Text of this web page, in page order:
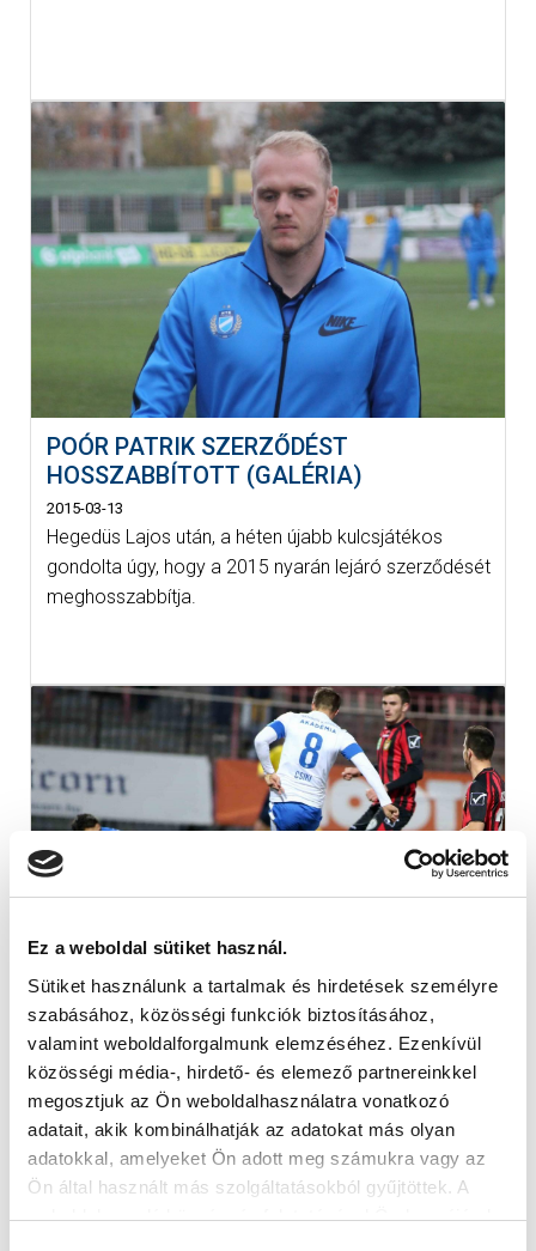
Ez a weboldal sütiket használ.
Sütiket használunk a tartalmak és hirdetések személyre
szabásához, közösségi funkciók biztosításához,
valamint weboldalforgalmunk elemzéséhez. Ezenkívül
közösségi média-, hirdető- és elemező partnereinkkel
megosztjuk az Ön weboldalhasználatra vonatkozó
adatait, akik kombinálhatják az adatokat más olyan
adatokkal, amelyeket Ön adott meg számukra vagy az
Ön által használt más szolgáltatásokból gyűjtöttek. A
weboldalon való böngészés folytatásával Ön hozzájárul a
POÓR PATRIK SZERZŐDÉST
HOSSZABBÍTOTT (GALÉRIA)
2015-03-13
Hegedüs Lajos után, a héten újabb kulcsjátékos
gondolta úgy, hogy a 2015 nyarán lejáró szerződését
meghosszabbítja.
CSIKI NORBERT ÚJRAÉPÍTENÉ
ÖNMAGÁT (VIDEÓ)
2015-03-13
A hétvégi Budapest Honvéd – MTK Budapest
mérkőzésen a második vendég találatot Csiki
Norbert szerezte, akinek ez volt a...